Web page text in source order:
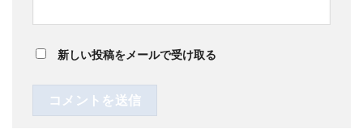
新しい投稿をメールで受け取る